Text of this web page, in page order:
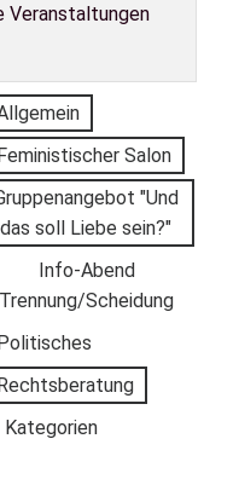
Veranstaltungen
Salon
"Und
das soll Liebe sein?"
Info-Abend
Trennung/Scheidung
Kategorien